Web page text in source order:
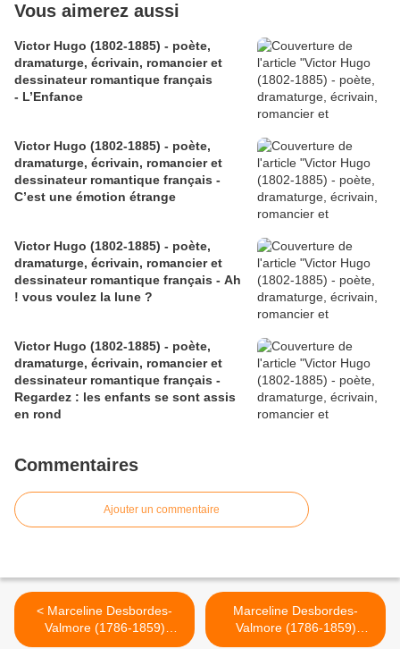
Vous aimerez aussi
Victor Hugo (1802-1885) - poète,
dramaturge, écrivain, romancier et
dessinateur romantique français
- L’Enfance
Victor Hugo (1802-1885) - poète,
dramaturge, écrivain, romancier et
dessinateur romantique français -
C’est une émotion étrange
Victor Hugo (1802-1885) - poète,
dramaturge, écrivain, romancier et
dessinateur romantique français - Ah
! vous voulez la lune ?
Victor Hugo (1802-1885) - poète,
dramaturge, écrivain, romancier et
dessinateur romantique français -
Regardez : les enfants se sont assis
en rond
Commentaires
Ajouter un commentaire
< Marceline Desbordes-
Valmore (1786-1859)
- poétesse française - Le
Marceline Desbordes-
Valmore (1786-1859)
- poétesse française -